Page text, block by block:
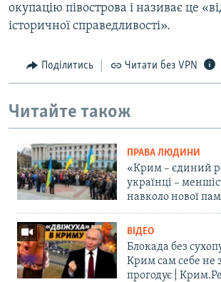
окупацію півострова і називає це
історичної справедливості».
Поділитись Читати без VPN
Читайте також
ПРАВА ЛЮДИНИ
«Крим – єдиний
українці –
навколо нової
ВІДЕО
Блокада без
Крим сам себе не
прогодує |